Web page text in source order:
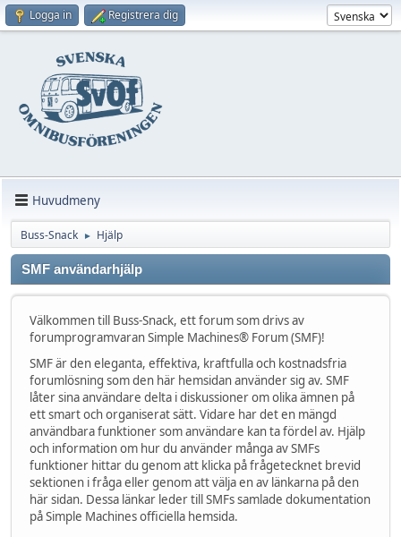
Logga in Registrera dig
Huvudmeny
Buss-Snack ► Hjälp
SMF användarhjälp
Välkommen till Buss-Snack, ett forum som drivs av
forumprogramvaran Simple Machines® Forum (SMF)!
SMF är den eleganta, effektiva, kraftfulla och kostnadsfria
forumlösning som den här hemsidan använder sig av. SMF
låter sina användare delta i diskussioner om olika ämnen på
ett smart och organiserat sätt. Vidare har det en mängd
användbara funktioner som användare kan ta fördel av. Hjälp
och information om hur du använder många av SMFs
funktioner hittar du genom att klicka på frågetecknet brevid
sektionen i fråga eller genom att välja en av länkarna på den
här sidan. Dessa länkar leder till SMFs samlade dokumentation
på Simple Machines officiella hemsida.